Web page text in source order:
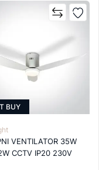
BUY
VENTILATOR 35W
CCTV IP20 230V